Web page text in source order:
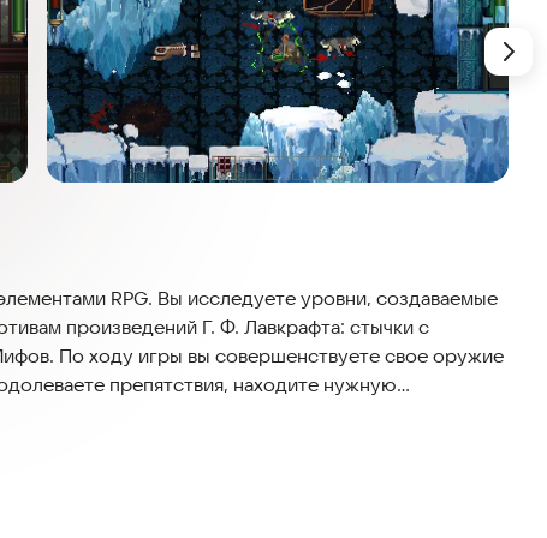
RPG. Вы исследуете уровни, создаваемые
произведений Г. Ф. Лавкрафта: стычки с
По ходу игры вы совершенствуете свое оружие
препятствия, находите нужную
Древними.
Провиденса. Каждый персонаж следует своей